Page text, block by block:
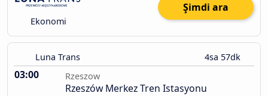
Ekonomi
Şimdi ara
Luna Trans 4sa 57dk
03:00 Rzeszow
Rzeszów Merkez Tren Istasyonu